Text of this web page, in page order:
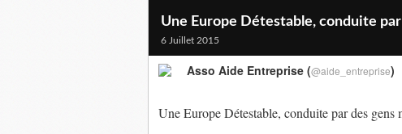
Une Europe Détestable, conduite par
6 Juillet 2015
Une Europe Détestable, conduite par des gens
Asso Aide Entreprise (@aide_entreprise)